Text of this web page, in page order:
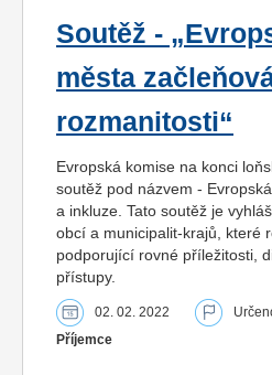
Soutěž -
města
rozmanitosti“
Evropská komise na konci
soutěž pod názvem -
a inkluze. Tato soutěž je
obcí a municipalit-krajů, které
podporující rovné příležitosti,
přístupy.
02. 02. 2022
Příjemce